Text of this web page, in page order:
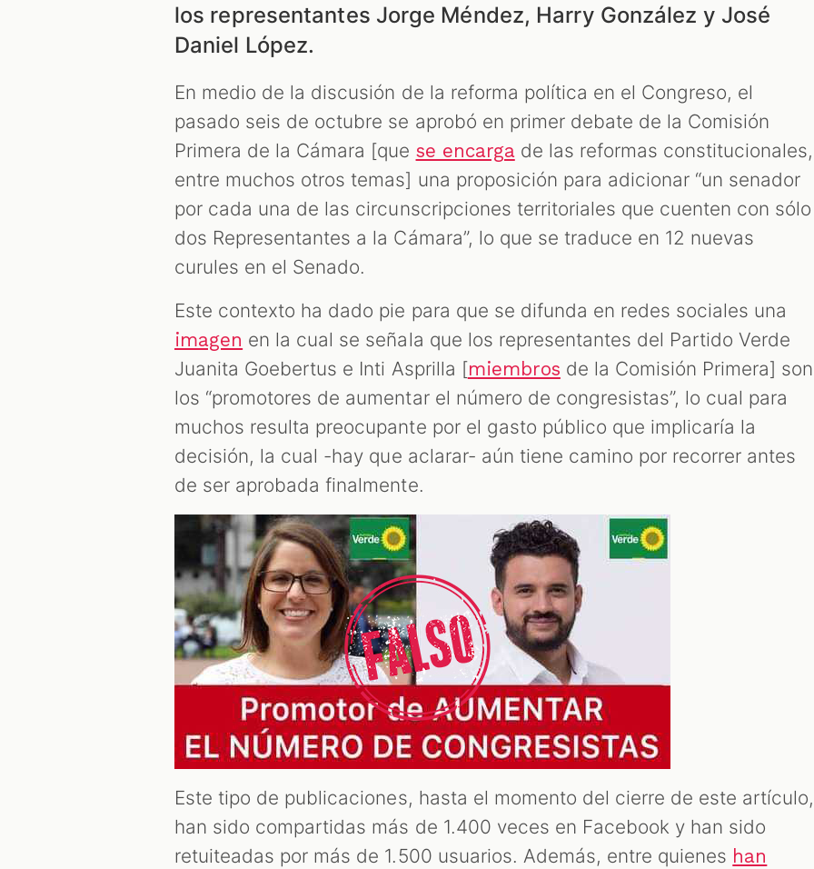
los representantes Jorge Méndez, Harry González y José
Daniel López.
En medio de la discusión de la reforma política en el Congreso, el
pasado seis de octubre se aprobó en primer debate de la Comisión
Primera de la Cámara [que se encargade las reformas constitucionales,
entre muchos otros temas] una proposición para adicionar “un senador
por cada una de las circunscripciones territoriales que cuenten con sólo
dos Representantes a la Cámara”, lo que se traduce en 12 nuevas
curules en el Senado.
Este contexto ha dado pie para que se difunda en redes sociales una
imagen en la cual se señala que los representantes del Partido Verde
Juanita Goebertus e Inti Asprilla [miembros de la Comisión Primera] son
los “promotores de aumentar el número de congresistas”, lo cual para
muchos resulta preocupante por el gasto público que implicaría la
decisión, la cual -hay que aclarar- aún tiene camino por recorrer antes
de ser aprobada finalmente.
Este tipo de publicaciones, hasta el momento del cierre de este artículo,
han sido compartidas más de 1.400 veces en Facebook y han sido
retuiteadas por más de 1.500 usuarios. Además, entre quienes han